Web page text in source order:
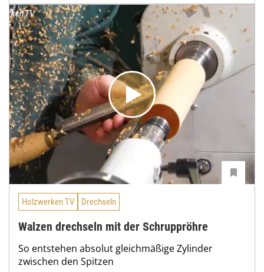
Holzwerken TV Drechseln
Walzen drechseln mit der Schruppröhre
So entstehen absolut gleichmäßige Zylinder
zwischen den Spitzen